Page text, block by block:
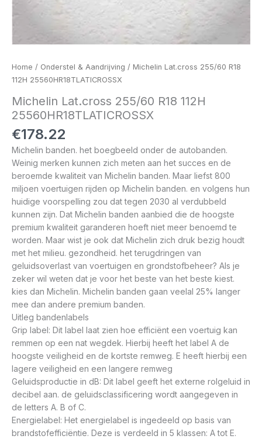
Home / Onderstel & Aandrijving / Michelin Lat.cross 255/60 R18
112H 25560HR18TLATICROSSX
Michelin Lat.cross 255/60 R18 112H
25560HR18TLATICROSSX
€178.22
Michelin banden. het boegbeeld onder de autobanden.
Weinig merken kunnen zich meten aan het succes en de
beroemde kwaliteit van Michelin banden. Maar liefst 800
miljoen voertuigen rijden op Michelin banden. en volgens hun
huidige voorspelling zou dat tegen 2030 al verdubbeld
kunnen zijn. Dat Michelin banden aanbied die de hoogste
premium kwaliteit garanderen hoeft niet meer benoemd te
worden. Maar wist je ook dat Michelin zich druk bezig houdt
met het milieu. gezondheid. het terugdringen van
geluidsoverlast van voertuigen en grondstofbeheer? Als je
zeker wil weten dat je voor het beste van het beste kiest.
kies dan Michelin. Michelin banden gaan veelal 25% langer
mee dan andere premium banden.
Uitleg bandenlabels
Grip label: Dit label laat zien hoe efficiënt een voertuig kan
remmen op een nat wegdek. Hierbij heeft het label A de
hoogste veiligheid en de kortste remweg. E heeft hierbij een
lagere veiligheid en een langere remweg
Geluidsproductie in dB: Dit label geeft het externe rolgeluid in
decibel aan. de geluidsclassificering wordt aangegeven in
de letters A. B of C.
Energielabel: Het energielabel is ingedeeld op basis van
brandstofefficiëntie. Deze is verdeeld in 5 klassen: A tot E.